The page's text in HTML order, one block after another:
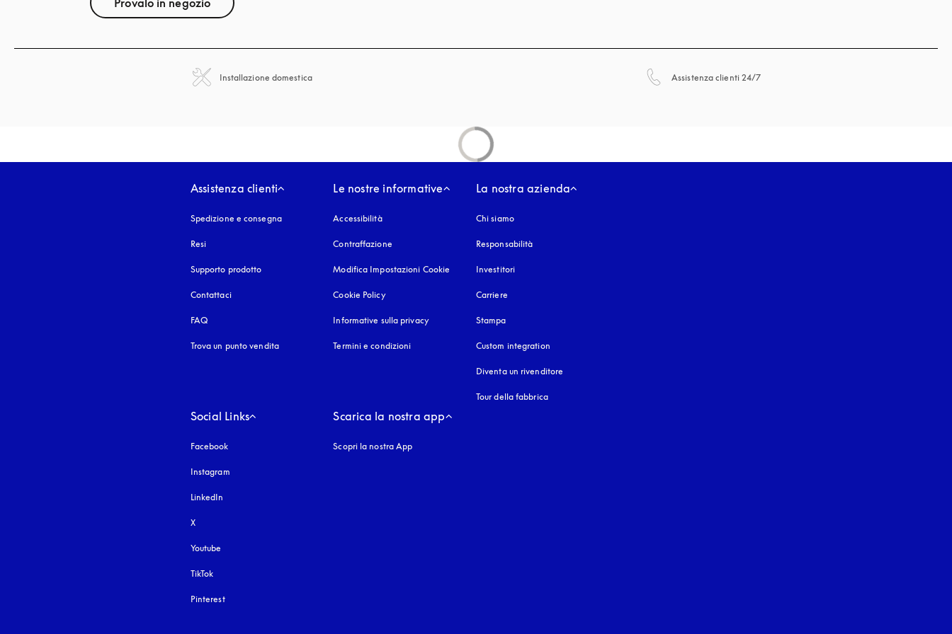
Provalo in negozio
Installazione domestica Assistenza clienti 24/7
Assistenza clienti
Spedizione e consegna
Resi
Supporto prodotto
Contattaci
FAQ
Trova un punto vendita
Le nostre informative
Accessibilitàsi apre in una nuova finestra
Contraffazione si apre in una nuova finestra
Modifica Impostazioni Cookie
Cookie Policysi apre in una nuova finestra
Informative sulla privacysi apre in una nuova finestra
Termini e condizioni
La nostra azienda
Chi siamo
Responsabilità
Investitori
Carriere
Stampa
Custom integration
Diventa un rivenditore
Tour della fabbrica
Social Links
Facebook
Instagram
LinkedIn
X
Youtube
TikTok
Pinterest
Scarica la nostra app
Scopri la nostra App